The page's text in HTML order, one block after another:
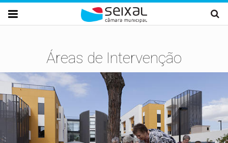
Passar para o conteúdo principal

Áreas de Intervenção